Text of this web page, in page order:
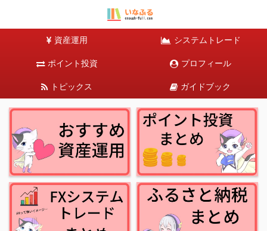
資産運用 システムトレード
ポイント投資 プロフィール
トピックス ガイドブック